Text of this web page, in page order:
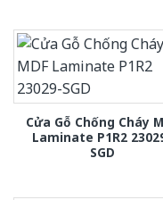
Cửa Gỗ Chống Cháy
Laminate P1R2
SGD